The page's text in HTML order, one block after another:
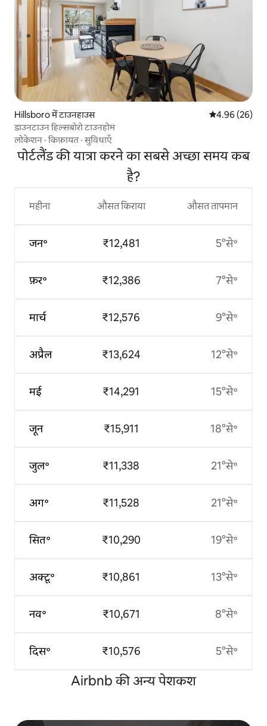
Hillsboro में टाउनहाउस औसत रेटिंग 5 में
4.96 (26)
डाउनटाउन हिल्सबोरो टाउनहोम
लोकेशन ·किफ़ायत ·सुविधाएँ
पोर्टलैंड की यात्रा करने का सबसे अच्छा समय कब
है?
महीना
जन॰
फ़र॰
मार्च
अप्रैल
मई
जून
जुल॰
अग॰
सित॰
अक्टू॰
नव॰
दिस॰
औसत किराया
₹12,481
₹12,386
₹12,576
₹13,624
₹14,291
₹15,911
₹11,338
₹11,528
₹10,290
₹10,861
₹10,671
₹10,576
औसत तापमान
5°से॰
7°से॰
9°से॰
12°से॰
15°से॰
18°से॰
21°से॰
21°से॰
19°से॰
13°से॰
8°से॰
5°से॰
Airbnb की अन्य पेशकश